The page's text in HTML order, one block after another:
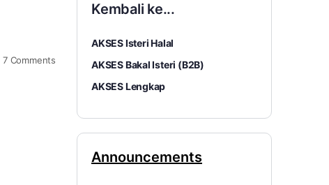
7 Comments
Kembali ke...
AKSES Isteri Halal
AKSES Bakal Isteri (B2B)
AKSES Lengkap
Announcements